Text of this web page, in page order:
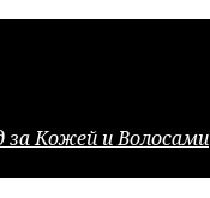
за Кожей и Волосами